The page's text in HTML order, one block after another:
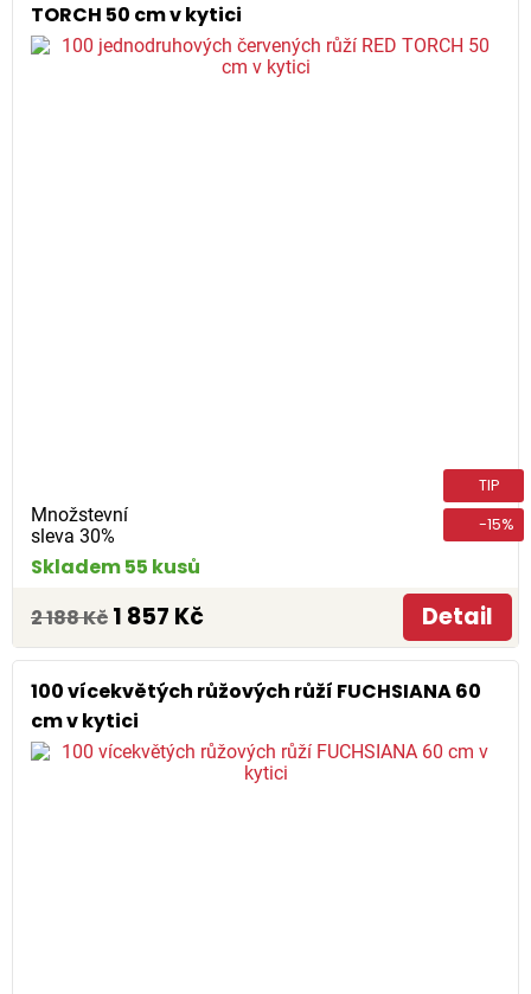
TORCH 50 cm v kytici
Množstevní
sleva 30%
TIP
-15%
Skladem 55 kusů
2 188 Kč 1 857 Kč Detail
100 vícekvětých růžových růží FUCHSIANA 60
cm v kytici